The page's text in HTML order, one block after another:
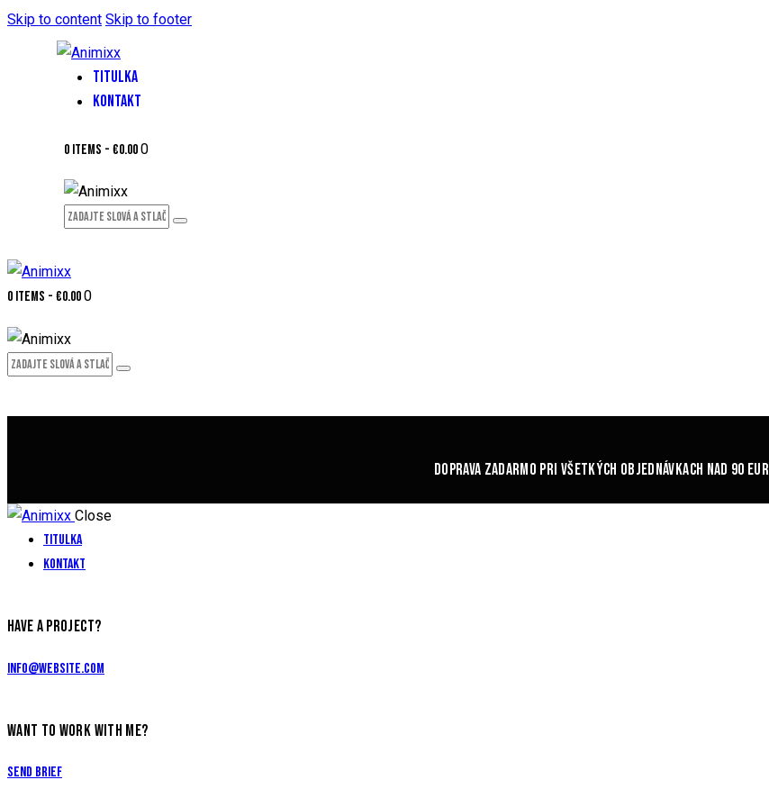
Skip to content Skip to footer
TITULKA
KONTAKT
0 items - €0.000
0 items - €0.000
DOPRAVA ZADARMO PRI VŠETKÝCH OBJEDNÁVKACH NAD 90 EUR
Close
Titulka
Kontakt
HAVE A PROJECT?
info@website.com
WANT TO WORK WITH ME?
Send Brief